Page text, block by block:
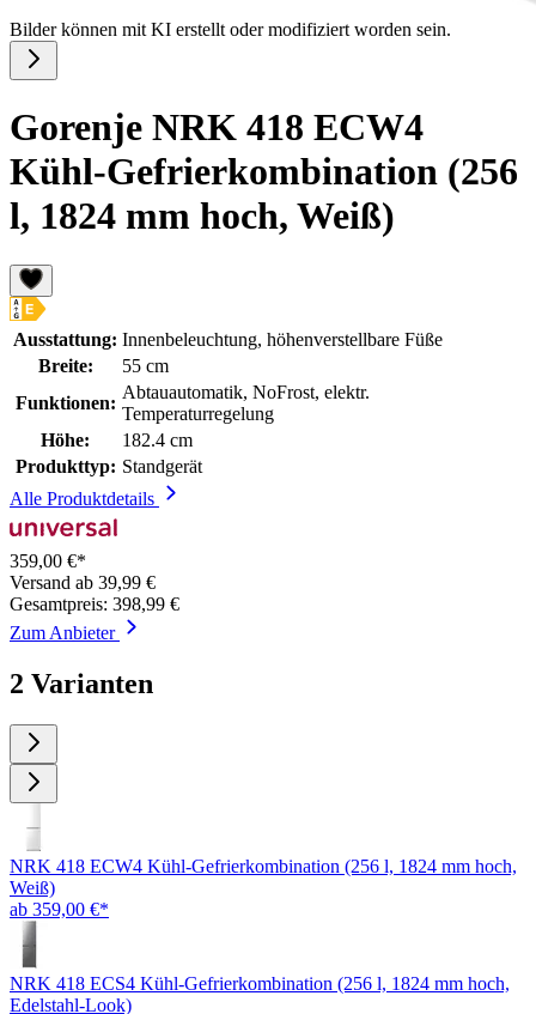
Bilder können mit KI erstellt oder modifiziert worden sein.
Gorenje NRK 418 ECW4
Kühl-Gefrierkombination (256
l, 1824 mm hoch, Weiß)
Ausstattung: Innenbeleuchtung, höhenverstellbare Füße
Breite:
55 cm
Funktionen:
Abtauautomatik, NoFrost, elektr.
Temperaturregelung
Höhe:
182.4 cm
Produkttyp: Standgerät
Alle Produktdetails
359,00 €*
Versand ab 39,99 €
Gesamtpreis: 398,99 €
Zum Anbieter
2 Varianten
NRK 418 ECW4 Kühl-Gefrierkombination (256 l, 1824 mm hoch,
Weiß)
ab 359,00 €*
NRK 418 ECS4 Kühl-Gefrierkombination (256 l, 1824 mm hoch,
Edelstahl-Look)